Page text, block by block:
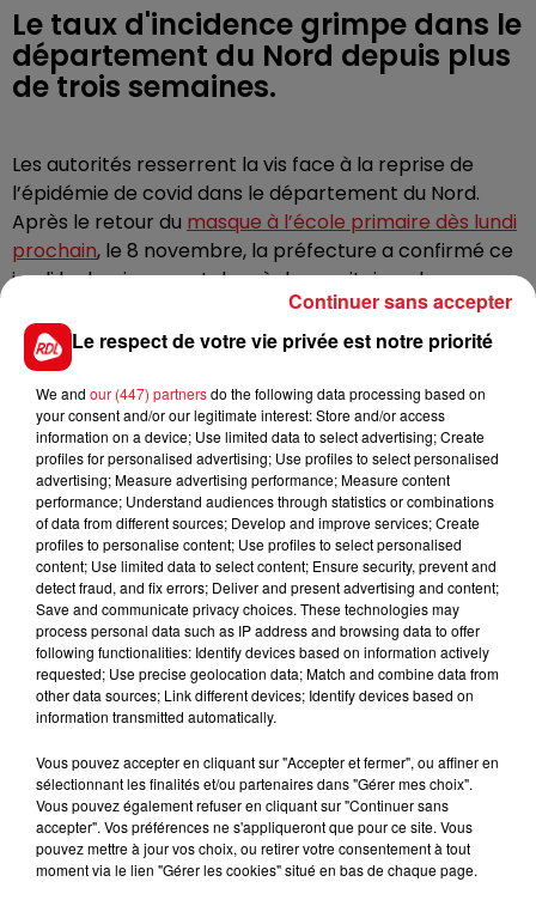
Le taux d'incidence grimpe dans le
département du Nord depuis plus
de trois semaines.
Les autorités resserrent la vis face à la reprise de
l’épidémie de covid dans le département du Nord.
Après le retour du masque à l’école primaire dès lundi
prochain, le 8 novembre, la préfecture a confirmé ce
jeudi le durcissement des règles sanitaires dans
certains lieux recevant du public. C’est dont le retour
de la jauge à 75% dans les salles de spectacles et
concerts où le public est debout et dans les
discothèques du département. La mesure s’applique,
elle aussi, à partir de lundi.
FIL D'ACTUS
15 juillet 2026
BÉTHUNE: ENQUÊTE POUR HOMICIDE
VOLONTAIRE EN COURS, APRÈS LA...
Selon les premiers éléments, le logement servait
à des prostituées
Le respect de votre vie privée est notre priorité
We and our (447) partnersdo the following data processing based on
your consent and/or our legitimate interest: Store and/or access
information on a device; Use limited data to select advertising; Create
profiles for personalised advertising; Use profiles to select personalised
advertising; Measure advertising performance; Measure content
performance; Understand audiences through statistics or combinations
of data from different sources; Develop and improve services; Create
profiles to personalise content; Use profiles to select personalised
content; Use limited data to select content; Ensure security, prevent and
detect fraud, and fix errors; Deliver and present advertising and content;
Save and communicate privacy choices. These technologies may
process personal data such as IP address and browsing data to offer
following functionalities: Identify devices based on information actively
requested; Use precise geolocation data; Match and combine data from
other data sources; Link different devices; Identify devices based on
information transmitted automatically.
Vous pouvez accepter en cliquant sur "Accepter et fermer", ou affiner en
sélectionnant les finalités et/ou partenaires dans "Gérer mes choix".
Vous pouvez également refuser en cliquant sur "Continuer sans
accepter". Vos préférences ne s'appliqueront que pour ce site. Vous
pouvez mettre à jour vos choix, ou retirer votre consentement à tout
moment via le lien "Gérer les cookies" situé en bas de chaque page.
Continuer sans accepter